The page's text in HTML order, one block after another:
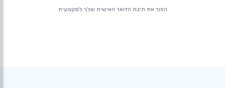
הפוך את תיבת הדואר האישית שלך למקצועית